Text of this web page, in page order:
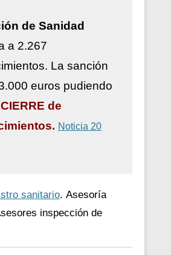
de Sanidad
a 2.267
La sanción
euros pudiendo
CIERRE de
Noticia 20
sanitario. Asesoría
inspección de